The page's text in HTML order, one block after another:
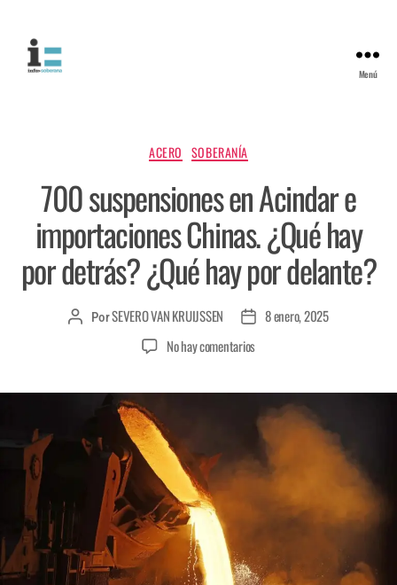
Menú
ACERO SOBERANÍA
700 suspensiones en Acindar e
importaciones Chinas. ¿Qué hay
por detrás? ¿Qué hay por delante?
PorSEVERO VAN KRUIJSSEN
8 enero, 2025
No hay comentarios